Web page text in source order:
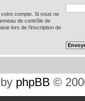
compte. Si vous ne
de contrôle de
lors de l’inscription de
phpBB ©